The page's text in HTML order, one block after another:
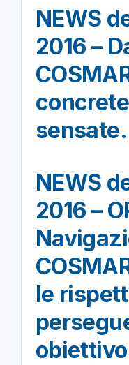
NEWS
2016 –
sensate.
NEWS
2016 –
le